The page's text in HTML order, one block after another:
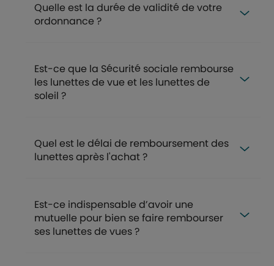
Quelle est la durée de validité de votre
ordonnance ?
Est-ce que la Sécurité sociale rembourse
les lunettes de vue et les lunettes de
soleil ?
Quel est le délai de remboursement des
lunettes après l'achat ?
Est-ce indispensable d’avoir une
mutuelle pour bien se faire rembourser
ses lunettes de vues ?